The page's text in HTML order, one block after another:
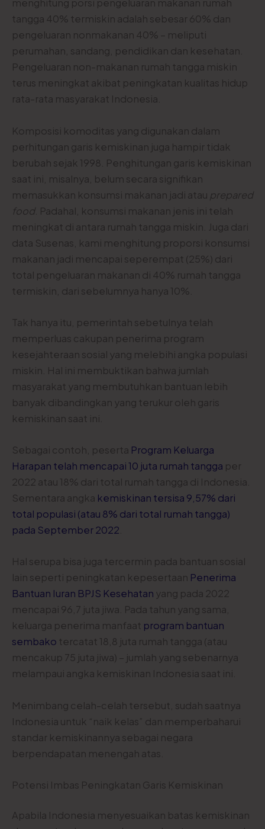
menghitung porsi pengeluaran makanan rumah
tangga 40% termiskin adalah sebesar 60% dan
pengeluaran nonmakanan 40% – meliputi
perumahan, sandang, pendidikan dan kesehatan.
Pengeluaran non-makanan rumah tangga miskin
terus meningkat akibat peningkatan kualitas hidup
rata-rata masyarakat Indonesia.
Komposisi komoditas yang digunakan dalam
perhitungan garis kemiskinan juga hampir tidak
berubah sejak 1998. Penghitungan garis kemiskinan
saat ini, misalnya, belum secara signifikan
memasukkan konsumsi makanan jadi atau prepared
food. Padahal, konsumsi makanan jenis ini telah
meningkat di antara rumah tangga miskin. Juga dari
data Susenas, kami menghitung proporsi konsumsi
makanan jadi mencapai seperempat (25%) dari
total pengeluaran makanan di 40% rumah tangga
termiskin, dari sebelumnya hanya 10%.
Tak hanya itu, pemerintah sebetulnya telah
memperluas cakupan penerima program
kesejahteraan sosial yang melebihi angka populasi
miskin. Hal ini membuktikan bahwa jumlah
masyarakat yang membutuhkan bantuan lebih
banyak dibandingkan yang terukur oleh garis
kemiskinan saat ini.
Sebagai contoh, peserta Program Keluarga
Harapan telah mencapai 10 juta rumah tangga per
2022 atau 18% dari total rumah tangga di Indonesia.
Sementara angka kemiskinan tersisa 9,57% dari
total populasi (atau 8% dari total rumah tangga)
pada September 2022
Hal serupa bisa juga tercermin pada bantuan sosial
lain seperti peningkatan kepesertaan Penerima
Bantuan Iuran BPJS Kesehatan yang pada 2022
mencapai 96,7 juta jiwa. Pada tahun yang sama,
keluarga penerima manfaat program bantuan
sembako tercatat 18,8 juta rumah tangga (atau
mencakup 75 juta jiwa) – jumlah yang sebenarnya
melampaui angka kemiskinan Indonesia saat ini.
Menimbang celah-celah tersebut, sudah saatnya
Indonesia untuk “naik kelas” dan memperbaharui
standar kemiskinannya sebagai negara
berpendapatan menengah atas.
Potensi Imbas Peningkatan Garis Kemiskinan
Apabila Indonesia menyesuaikan batas kemiskinan